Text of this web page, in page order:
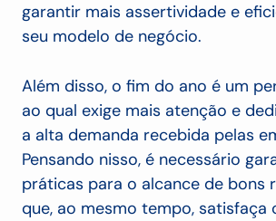
garantir mais assertividade e
seu modelo de negócio.
Além disso, o fim do ano é um
ao qual exige mais atenção e
a alta demanda recebida pelas
Pensando nisso, é necessário
práticas para o alcance de bons
que, ao mesmo tempo, satisfaça